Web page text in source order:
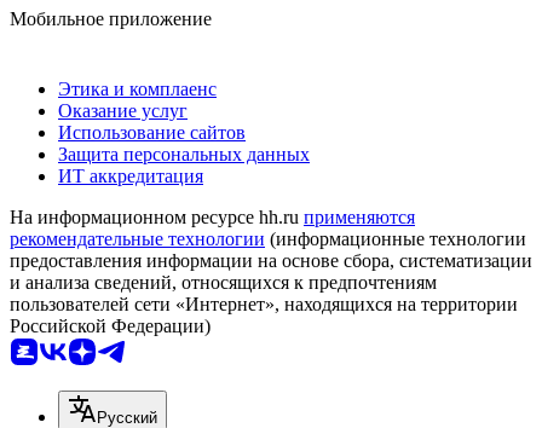
Мобильное приложение
Этика и комплаенс
Оказание услуг
Использование сайтов
Защита персональных данных
ИТ аккредитация
На информационном ресурсе hh.ru применяются
рекомендательные технологии (информационные технологии
предоставления информации на основе сбора, систематизации
и анализа сведений, относящихся к предпочтениям
пользователей сети «Интернет», находящихся на территории
Российской Федерации)
Русский